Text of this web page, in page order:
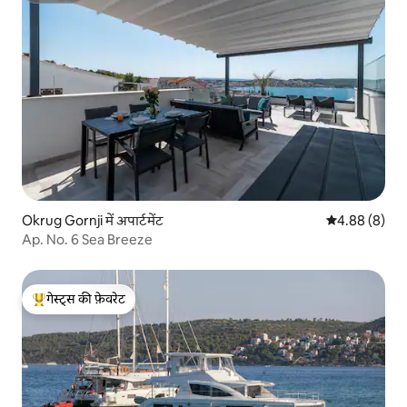
Okrug Gornji में अपार्टमेंट औसत रेटिंग 5 में
4.88 (8)
Ap. No. 6 Sea Breeze
गेस्ट्स का टॉप फ़ेवरेट
गेस्ट्स की फ़ेवरेट